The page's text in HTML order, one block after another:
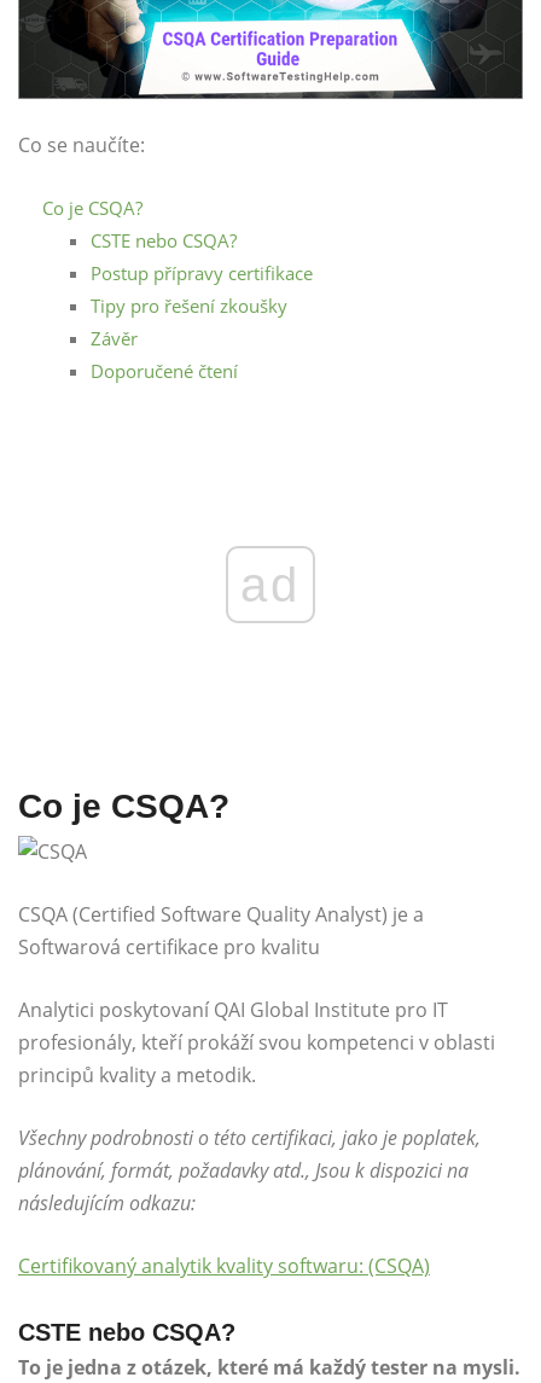
Co se naučíte:
Co je CSQA?
CSTE nebo CSQA?
Postup přípravy certifikace
Tipy pro řešení zkoušky
Závěr
Doporučené čtení
ad
Co je CSQA?
CSQA (Certified Software Quality Analyst) je a
Softwarová certifikace pro kvalitu
Analytici poskytovaní QAI Global Institute pro IT
profesionály, kteří prokáží svou kompetenci v oblasti
principů kvality a metodik.
Všechny podrobnosti o této certifikaci, jako je poplatek,
plánování, formát, požadavky atd., Jsou k dispozici na
následujícím odkazu:
Certifikovaný analytik kvality softwaru: (CSQA)
CSTE nebo CSQA?
To je jedna z otázek, které má každý tester na mysli.